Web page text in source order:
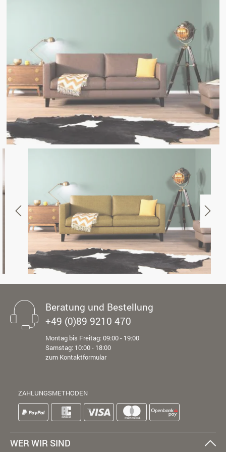
Beratung und Bestellung
+49 (0)89 9210 470
Montag bis Freitag: 09:00 - 19:00
Samstag: 10:00 - 18:00
zum Kontaktformular
ZAHLUNGSMETHODEN
WER WIR SIND